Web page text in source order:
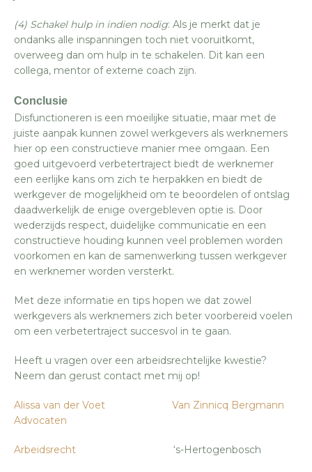
(4) Schakel hulp in indien nodig: Als je merkt dat je
ondanks alle inspanningen toch niet vooruitkomt,
overweeg dan om hulp in te schakelen. Dit kan een
collega, mentor of externe coach zijn.
Conclusie
Disfunctioneren is een moeilijke situatie, maar met de
juiste aanpak kunnen zowel werkgevers als werknemers
hier op een constructieve manier mee omgaan. Een
goed uitgevoerd verbetertraject biedt de werknemer
een eerlijke kans om zich te herpakken en biedt de
werkgever de mogelijkheid om te beoordelen of ontslag
daadwerkelijk de enige overgebleven optie is. Door
wederzijds respect, duidelijke communicatie en een
constructieve houding kunnen veel problemen worden
voorkomen en kan de samenwerking tussen werkgever
en werknemer worden versterkt.
Met deze informatie en tips hopen we dat zowel
werkgevers als werknemers zich beter voorbereid voelen
om een verbetertraject succesvol in te gaan.
Heeft u vragen over een arbeidsrechtelijke kwestie?
Neem dan gerust contact met mij op!
Alissa van der Voet
Van Zinnicq Bergmann
Advocaten
Arbeidsrecht ‘s-Hertogenbosch